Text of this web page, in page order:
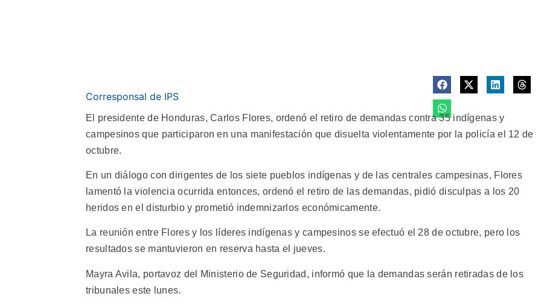
Corresponsal de IPS
El presidente de Honduras, Carlos Flores, ordenó el retiro de demandas contra 35 indígenas y
campesinos que participaron en una manifestación que disuelta violentamente por la policía el 12 de
octubre.
En un diálogo con dirigentes de los siete pueblos indígenas y de las centrales campesinas, Flores
lamentó la violencia ocurrida entonces, ordenó el retiro de las demandas, pidió disculpas a los 20
heridos en el disturbio y prometió indemnizarlos económicamente.
La reunión entre Flores y los líderes indígenas y campesinos se efectuó el 28 de octubre, pero los
resultados se mantuvieron en reserva hasta el jueves.
Mayra Avila, portavoz del Ministerio de Seguridad, informó que la demandas serán retiradas de los
tribunales este lunes.